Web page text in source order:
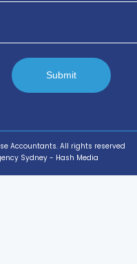
Submit
Accountants. All rights reserved
Sydney - Hash Media